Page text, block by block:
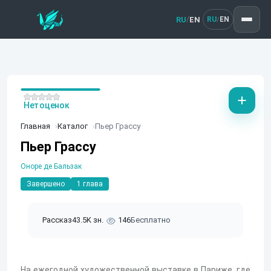
RU/EN RU/ EN
Главная Каталог Пьер Грассу
Пьер Грассу
Оноре де Бальзак
Завершено 1 глава
Рассказ43.5K зн. 146Бесплатно
Нет оценок